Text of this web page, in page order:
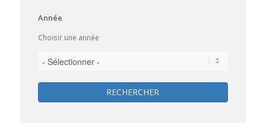
Année
Choisir une année
RECHERCHER